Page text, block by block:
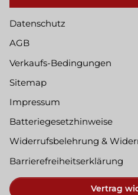
Datenschutz
AGB
Verkaufs-Bedingungen
Sitemap
Impressum
Batteriegesetzhinweise
Widerrufsbelehrung &
Barrierefreiheitserklärung
Vertrag